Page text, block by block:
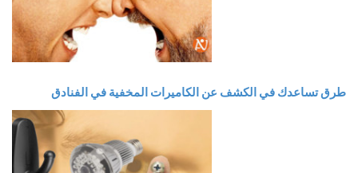
طرق تساعدك في الكشف عن الكاميرات المخفية في الفنادق